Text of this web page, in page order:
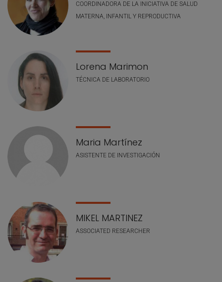
COORDINADORA DE LA INICIATIVA DE SALUD
MATERNA, INFANTIL Y REPRODUCTIVA
Lorena Marimon
TÉCNICA DE LABORATORIO
Maria Martínez
ASISTENTE DE INVESTIGACIÓN
MIKEL MARTINEZ
ASSOCIATED RESEARCHER